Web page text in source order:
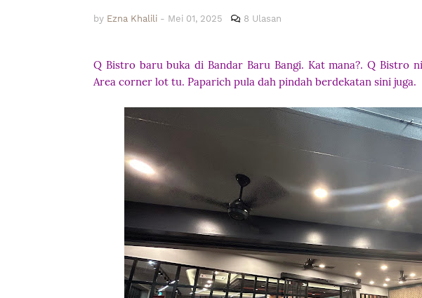
by Ezna Khalili - Mei 01, 2025 8 Ulasan
Q Bistro baru buka di Bandar Baru Bangi. Kat mana?. Q Bistro
Area corner lot tu. Paparich pula dah pindah berdekatan sini juga.